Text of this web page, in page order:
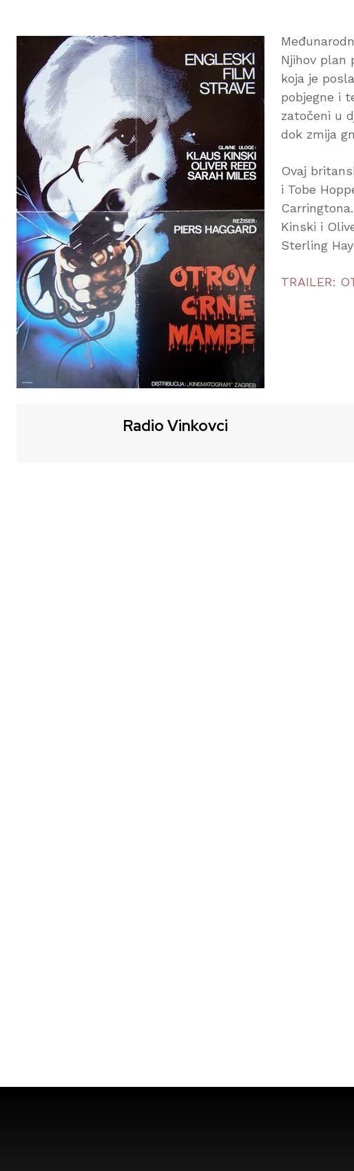
Njihov plan
koja je
pobjegne i
zatočeni u
dok zmija
Ovaj
i Tobe
Kinski i
Sterling
TRAILER:
Radio Vinkovci